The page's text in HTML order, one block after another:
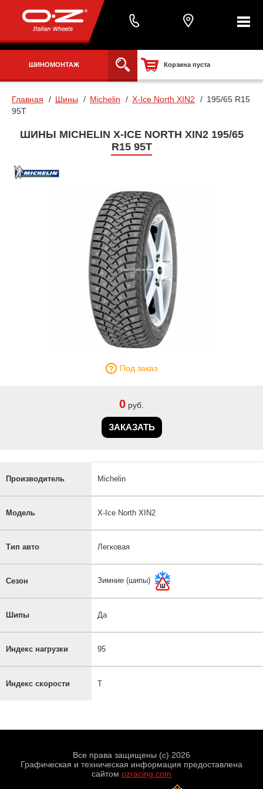
ШИНОМОНТАЖ Корзина пуста
Главная Шины Michelin X-Ice North XIN2
195/65 R15
95T
ШИНЫ MICHELIN X-ICE NORTH XIN2 195/65
R15 95T
Под заказ
0 руб.
ЗАКАЗАТЬ
Производитель Michelin
Модель X-Ice North XIN2
Тип авто Легковая
Сезон Зимние (шипы)
Шипы Да
Индекс нагрузки 95
Индекс скорости T
Все права защищены (с) 2026
Графическая и техническая информация предоставлена
сайтом ozracing.com